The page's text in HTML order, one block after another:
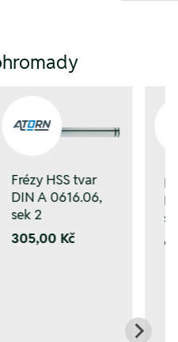
Frézy HSS tvar
DIN A 0616.06,
sek 2
305,00 Kč